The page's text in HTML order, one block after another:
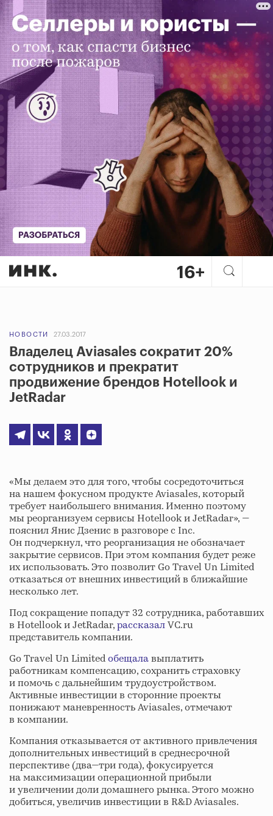
НОВОСТИ 27.03.2017
Владелец Aviasales сократит 20%
сотрудников и прекратит
продвижение брендов Hotellook и
JetRadar
«Мы делаем это для того, чтобы сосредоточиться
на нашем фокусном продукте Aviasales, который
требует наибольшего внимания. Именно поэтому
мы реорганизуем сервисы Hotellook и JetRadar», —
пояснил Янис Дзенис в разговоре с Inc.
Он подчеркнул, что реорганизация не обозначает
закрытие сервисов. При этом компания будет реже
их использовать. Это позволит Go Travel Un Limited
отказаться от внешних инвестиций в ближайшие
несколько лет.
Под сокращение попадут 32 сотрудника, работавших
в Hotellook и JetRadar,рассказалVC.ru
представитель компании.
Go Travel Un Limitedобещалавыплатить
работникам компенсацию, сохранить страховку
и помочь с дальнейшим трудоустройством.
Активные инвестиции в сторонние проекты
понижают маневренность Aviasales, отмечают
в компании.
Компания отказывается от активного привлечения
дополнительных инвестиций в среднесрочной
перспективе (два—три года), фокусируется
на максимизации операционной прибыли
и увеличении доли домашнего рынка. Этого можно
добиться, увеличив инвестиции в R&D Aviasales.